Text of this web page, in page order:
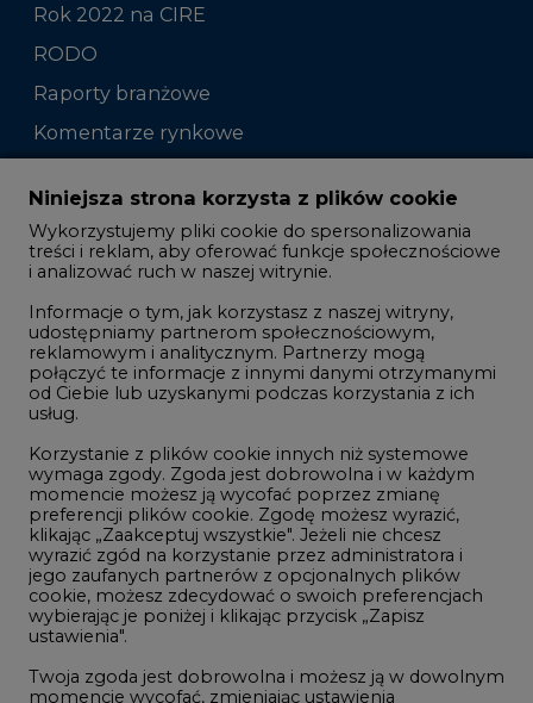
Rok 2022 na CIRE
RODO
Raporty branżowe
Komentarze rynkowe
Zmiany kadrowe na rynku
Studio CIRE
Rozmowy o energetyce
Gospodarka
Geopolityka
LTE450
Innowacje i AI
Telekomunikacja i IT
Handel emisjami CO2
Wodór
Górnictwo
Niniejsza strona korzysta z plików cookie
Wykorzystujemy pliki cookie do spersonalizowania
treści i reklam, aby oferować funkcje społecznościowe
i analizować ruch w naszej witrynie.
Informacje o tym, jak korzystasz z naszej witryny,
udostępniamy partnerom społecznościowym,
reklamowym i analitycznym. Partnerzy mogą
połączyć te informacje z innymi danymi otrzymanymi
od Ciebie lub uzyskanymi podczas korzystania z ich
usług.
Korzystanie z plików cookie innych niż systemowe
wymaga zgody. Zgoda jest dobrowolna i w każdym
momencie możesz ją wycofać poprzez zmianę
preferencji plików cookie. Zgodę możesz wyrazić,
klikając „Zaakceptuj wszystkie". Jeżeli nie chcesz
wyrazić zgód na korzystanie przez administratora i
jego zaufanych partnerów z opcjonalnych plików
cookie, możesz zdecydować o swoich preferencjach
wybierając je poniżej i klikając przycisk „Zapisz
ustawienia".
Twoja zgoda jest dobrowolna i możesz ją w dowolnym
momencie wycofać, zmieniając ustawienia